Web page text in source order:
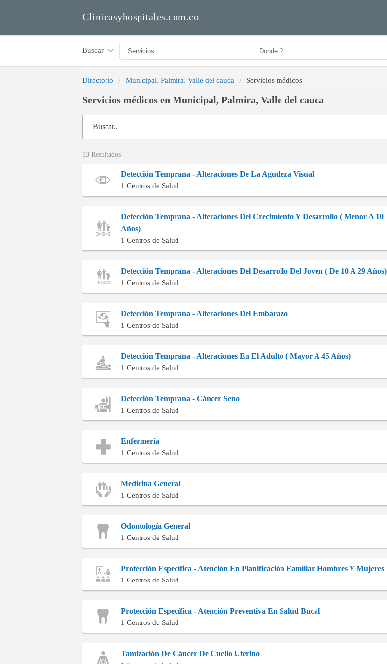
Clinicasyhospitales.com.co
Buscar
Directorio Municipal, Palmira, Valle del cauca Servicios médicos
Servicios médicos en Municipal, Palmira, Valle del cauca
Buscar..
13 Resultados
Detección Temprana - Alteraciones De La Agudeza Visual
1 Centros de Salud
Detección Temprana - Alteraciones Del Crecimiento Y Desarrollo ( Menor A 10
Años)
1 Centros de Salud
Detección Temprana - Alteraciones Del Desarrollo Del Joven ( De 10 A 29 Años)
1 Centros de Salud
Detección Temprana - Alteraciones Del Embarazo
1 Centros de Salud
Detección Temprana - Alteraciones En El Adulto ( Mayor A 45 Años)
1 Centros de Salud
Detección Temprana - Cáncer Seno
1 Centros de Salud
Enfermería
1 Centros de Salud
Medicina General
1 Centros de Salud
Odontología General
1 Centros de Salud
Protección Específica - Atención En Planificación Familiar Hombres Y Mujeres
1 Centros de Salud
Protección Específica - Atención Preventiva En Salud Bucal
1 Centros de Salud
Tamización De Cáncer De Cuello Uterino